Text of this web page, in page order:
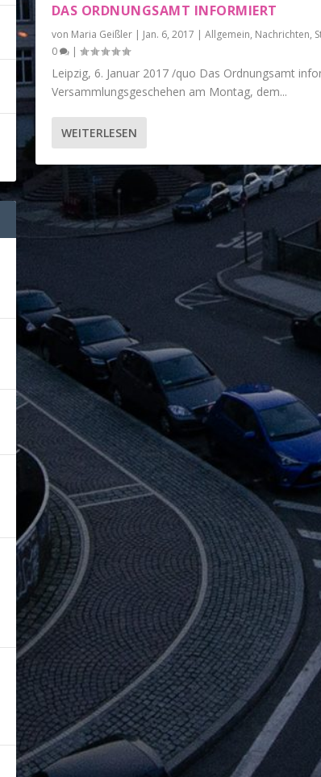
DAS ORDNUNGSAMT INFORMIERT
von Maria Geißler| Jan. 6, 2017 | Allgemein, Nachrichten,
0
|
Leipzig, 6. Januar 2017 /quo Das Ordnungsamt
Versammlungsgeschehen am Montag, dem...
WEITERLESEN